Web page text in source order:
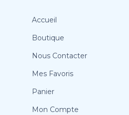
Accueil
Boutique
Nous Contacter
Mes Favoris
Panier
Mon Compte